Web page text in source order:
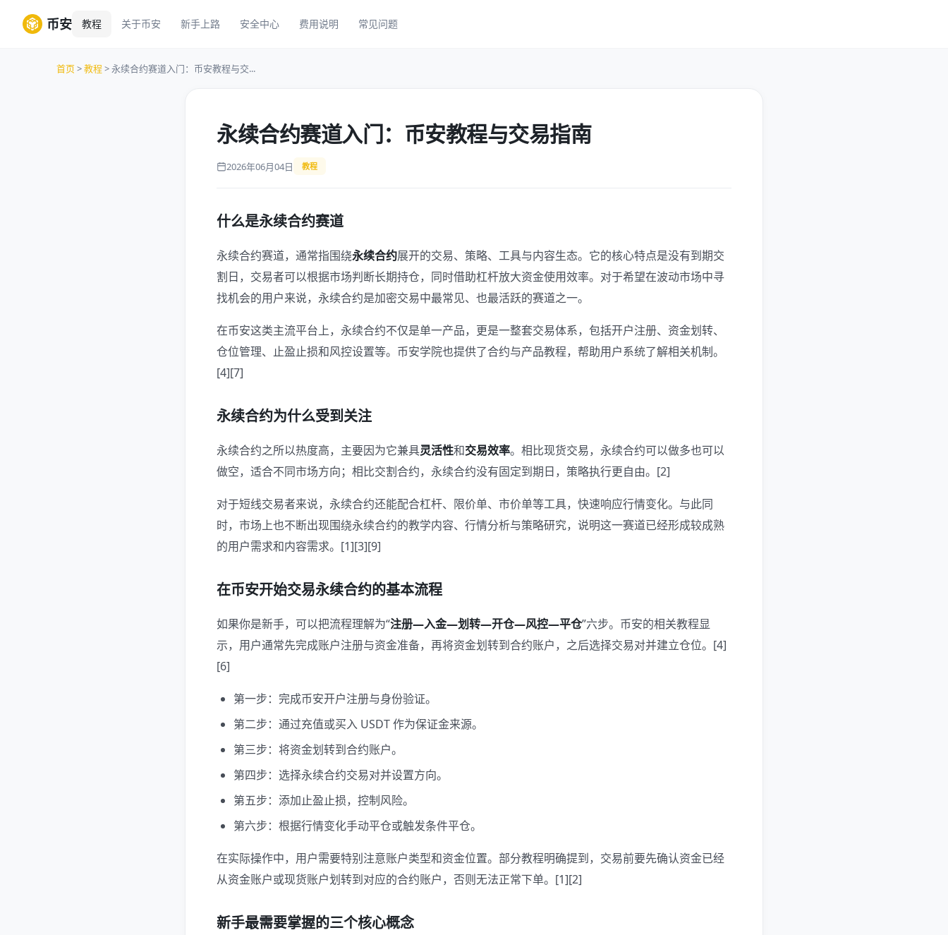
币安 教程 关于币安 新手上路 安全中心 费用说明 常见问题
首页>教程> 永续合约赛道入门：币安教程与交...
永续合约赛道入门：币安教程与交易指南
2026年06月04日 教程
什么是永续合约赛道
永续合约赛道，通常指围绕永续合约展开的交易、策略、工具与内容生态。它的核心特点是没有到期交
割日，交易者可以根据市场判断长期持仓，同时借助杠杆放大资金使用效率。对于希望在波动市场中寻
找机会的用户来说，永续合约是加密交易中最常见、也最活跃的赛道之一。
在币安这类主流平台上，永续合约不仅是单一产品，更是一整套交易体系，包括开户注册、资金划转、
仓位管理、止盈止损和风控设置等。币安学院也提供了合约与产品教程，帮助用户系统了解相关机制。
[4][7]
永续合约为什么受到关注
永续合约之所以热度高，主要因为它兼具灵活性和交易效率。相比现货交易，永续合约可以做多也可以
做空，适合不同市场方向；相比交割合约，永续合约没有固定到期日，策略执行更自由。[2]
对于短线交易者来说，永续合约还能配合杠杆、限价单、市价单等工具，快速响应行情变化。与此同
时，市场上也不断出现围绕永续合约的教学内容、行情分析与策略研究，说明这一赛道已经形成较成熟
的用户需求和内容需求。[1][3][9]
在币安开始交易永续合约的基本流程
如果你是新手，可以把流程理解为“注册—入金—划转—开仓—风控—平仓”六步。币安的相关教程显
示，用户通常先完成账户注册与资金准备，再将资金划转到合约账户，之后选择交易对并建立仓位。[4]
[6]
第一步：完成币安开户注册与身份验证。
第二步：通过充值或买入 USDT 作为保证金来源。
第三步：将资金划转到合约账户。
第四步：选择永续合约交易对并设置方向。
第五步：添加止盈止损，控制风险。
第六步：根据行情变化手动平仓或触发条件平仓。
在实际操作中，用户需要特别注意账户类型和资金位置。部分教程明确提到，交易前要先确认资金已经
从资金账户或现货账户划转到对应的合约账户，否则无法正常下单。[1][2]
新手最需要掌握的三个核心概念